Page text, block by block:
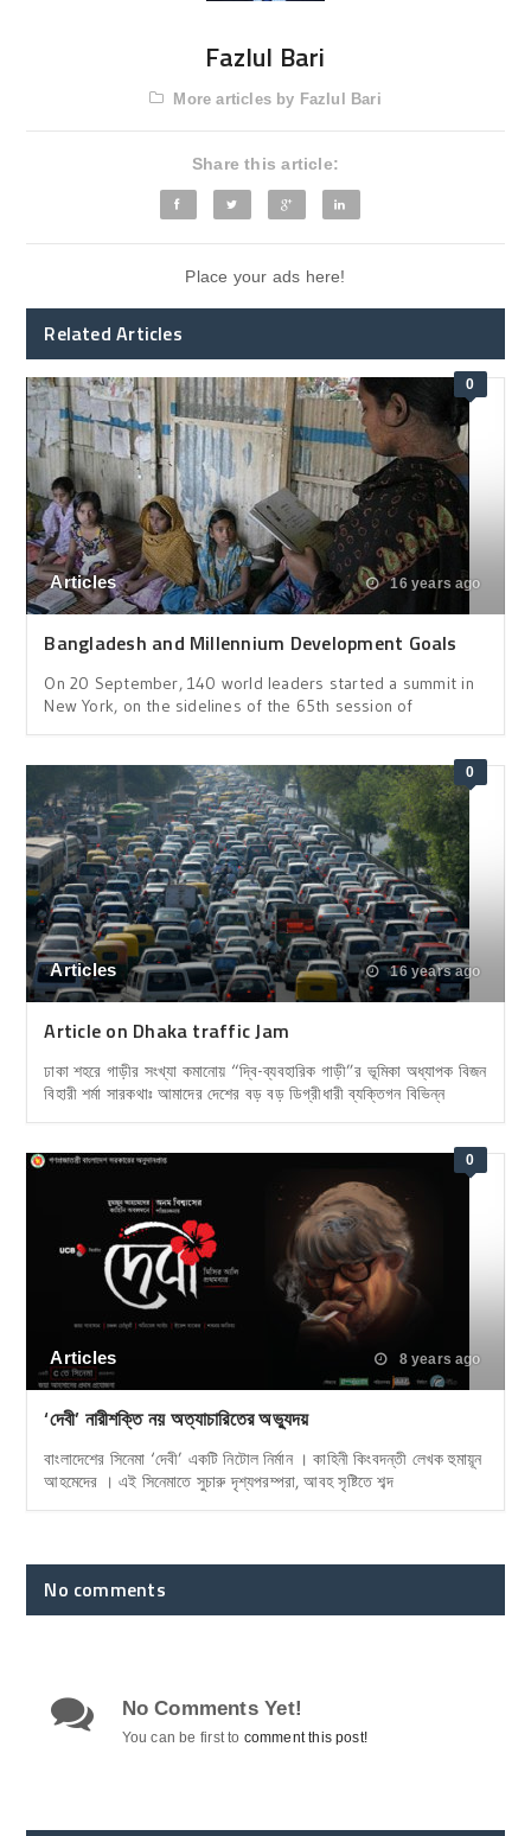
Fazlul Bari
More articles by Fazlul Bari
Share this article:
Place your ads here!
Related Articles
0
Articles 16 years ago
Bangladesh and Millennium Development Goals
On 20 September, 140 world leaders started a summit in
New York, on the sidelines of the 65th session of
0
Articles 16 years ago
Article on Dhaka traffic Jam
ঢাকা শহরে গাড়ীর সংখ্যা কমানোয় “দ্বি-ব্যবহারিক গাড়ী”র ভূমিকা অধ্যাপক বিজন
বিহারী শর্মা সারকথাঃ আমাদের দেশের বড় বড় ডিগ্রীধারী ব্যক্তিগন বিভিন্ন
0
Articles 8 years ago
‘দেবী’ নারীশক্তি নয় অত্যাচারিতের অভ্যুদয়
বাংলাদেশের সিনেমা ‘দেবী’ একটি নিটোল নির্মান । কাহিনী কিংবদন্তী লেখক হুমায়ূন
আহমেদের । এই সিনেমাতে সুচারু দৃশ্যপরম্পরা, আবহ সৃষ্টিতে শব্দ
No comments
No Comments Yet!
You can be first to comment this post!